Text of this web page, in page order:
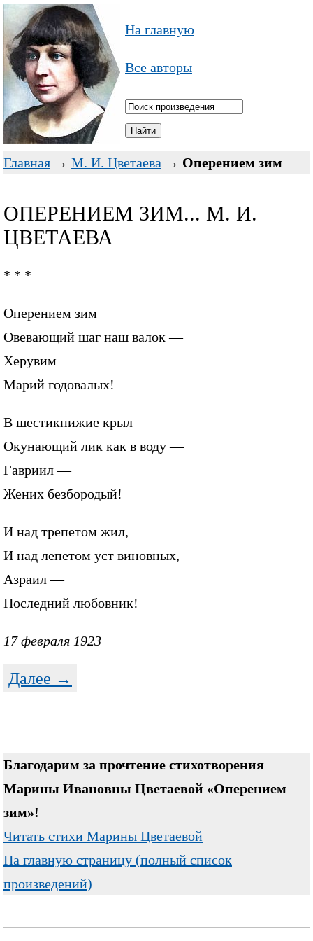
На главную
Все авторы
Главная → М. И. Цветаева → Оперением зим
ОПЕРЕНИЕМ ЗИМ... М. И.
ЦВЕТАЕВА
* * *
Оперением зим
Овевающий шаг наш валок —
Херувим
Марий годовалых!
В шестикнижие крыл
Окунающий лик как в воду —
Гавриил —
Жених безбородый!
И над трепетом жил,
И над лепетом уст виновных,
Азраил —
Последний любовник!
17 февраля 1923
Далее →
Благодарим за прочтение стихотворения
Марины Ивановны Цветаевой «Оперением
зим»!
Читать стихи Марины Цветаевой
На главную страницу (полный список
произведений)